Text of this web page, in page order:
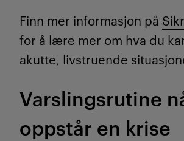
Finn mer informasjon på
for å lære mer om hva du
akutte, livstruende
Varslingsrutine
oppstår en krise